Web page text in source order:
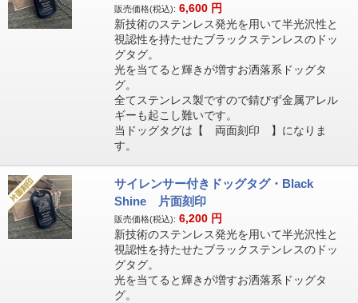
販売価格(税込): 6,600 円
新技術のステンレス発光を用いて半光沢性と
視認性を持たせたブラックステンレスのドッ
グタグ。
光を当てると輝きが増すお洒落系ドッグタ
グ。
全てステンレス製ですので錆びず金属アレル
ギーも起こし難いです。
当ドッグタグは【 両面刻印 】になりま
す。
サイレンサー付きドッグタグ・Black
Shine 片面刻印
販売価格(税込): 6,200 円
新技術のステンレス発光を用いて半光沢性と
視認性を持たせたブラックステンレスのドッ
グタグ。
光を当てると輝きが増すお洒落系ドッグタ
グ。